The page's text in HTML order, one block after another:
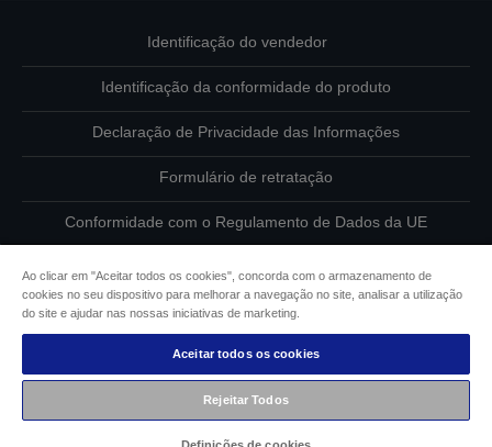
Identificação do vendedor
Identificação da conformidade do produto
Declaração de Privacidade das Informações
Formulário de retratação
Conformidade com o Regulamento de Dados da UE
Informações sobre cookies
Compromisso da Epson para com a acessibilidade
Copyright © 2026 Seiko Epson
Ao clicar em "Aceitar todos os cookies", concorda com o armazenamento de
cookies no seu dispositivo para melhorar a navegação no site, analisar a utilização
do site e ajudar nas nossas iniciativas de marketing.
Aceitar todos os cookies
Rejeitar Todos